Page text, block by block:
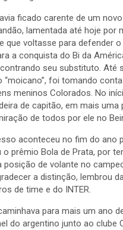
ficado carente de um
lamentada até hoje por
que voltasse para defender
a conquista do Bi da
seu substituto. Até
“moicano”, foi tomando
meninos Colorados. No
de capitão, em mais uma
de todos por ele no
aconteceu no fim do ano
o prêmio Bola de Prata, por
posição de volante no
a distinção, lembrou
de time e do INTER.
para mais um ano
do argentino junto ao clube